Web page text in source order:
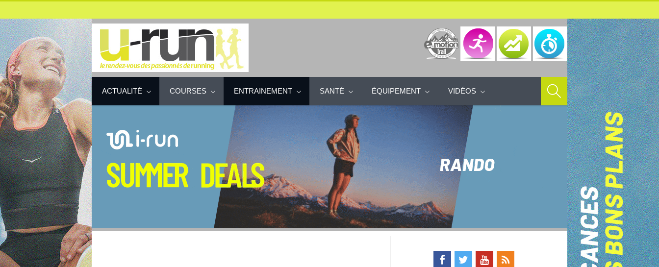
ACTUALITÉ COURSES ENTRAINEMENT SANTÉ ÉQUIPEMENT VIDÉOS